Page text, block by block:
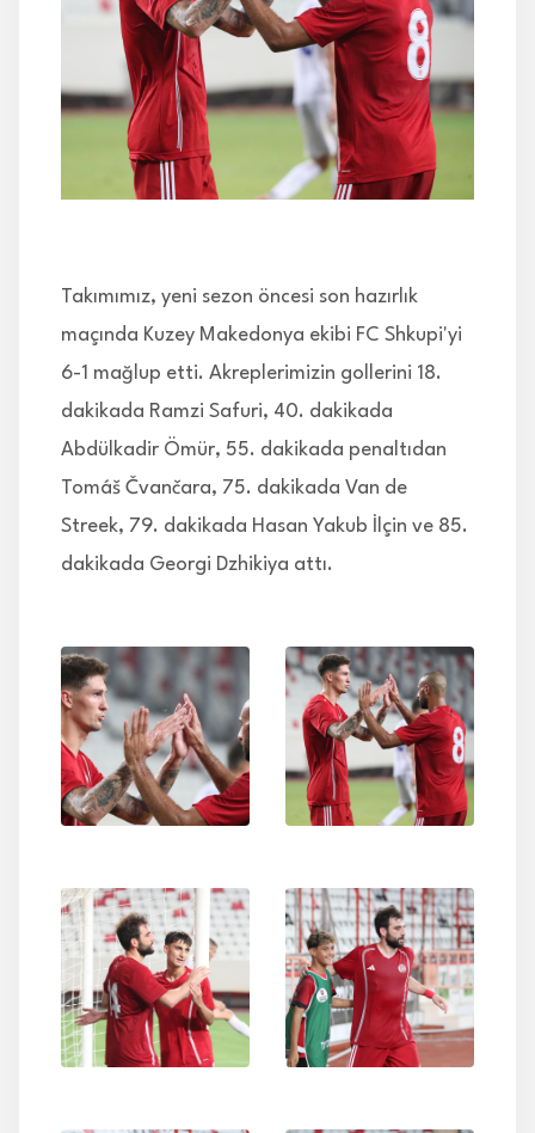
Takımımız, yeni sezon öncesi son hazırlık
maçında Kuzey Makedonya ekibi FC Shkupi'yi
6-1 mağlup etti. Akreplerimizin gollerini 18.
dakikada Ramzi Safuri, 40. dakikada
Abdülkadir Ömür, 55. dakikada penaltıdan
Tomáš Čvančara, 75. dakikada Van de
Streek, 79. dakikada Hasan Yakub İlçin ve 85.
dakikada Georgi Dzhikiya attı.